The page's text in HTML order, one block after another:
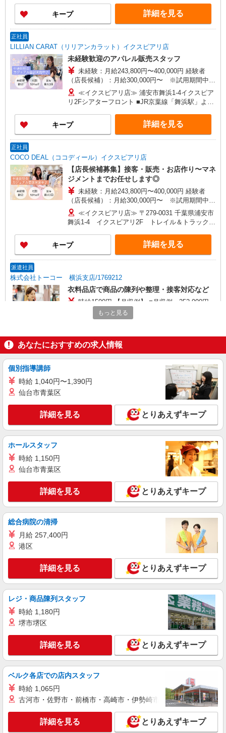
3万円まで交通費支給 ※試用期間（2〜3ヶ月）も
同条件 【手当】固定残業手当／資格手当／店舗職
制手当／住宅手当（実家外かつ賃貸の場合のみ別
当の種類はエリアにより異なります。詳細は面接
時にお尋ねください。
キープ 詳細を見る
正社員
LILLIAN CARAT（リリアンカラット）イクスピアリ店
未経験歓迎のアパレル販売スタッフ
未経験：月給243,800円〜400,000円 経験者
（店長候補）：月給300,000円〜 ※試用期間中は
270,000円〜 ★固定残業手当：30,800円（月給に
含む） ※経験・能力考慮 ※固定残業時間は1ヶ月
あたり20時間、超過時は追加で残業手当支給 ※月
3万円まで交通費支給 ※試用期間（2〜3ヶ月）も
同条件 【手当】固定残業手当／資格手当／店舗職
制手当／住宅手当（実家外かつ賃貸の場合のみ別
当の種類はエリアにより異なります。詳細は面接
時にお尋ねください。
≪イクスピアリ店≫ 浦安市舞浜1-4イクスピア
リ2Fシアターフロント ■JR京葉線「舞浜駅」より
キープ 詳細を見る
正社員
COCO DEAL（ココディール）イクスピアリ店
【店長候補募集】接客・販売・お店作り〜マネ
ジメントまでお任せします◎
未経験：月給243,800円〜400,000円 経験者
（店長候補）：月給300,000円〜 ※試用期間中は
270,000円〜 ★固定残業手当：30,800円（月給に
含む） ※経験・能力考慮 ※固定残業時間は1ヶ月
あたり20時間、超過時は追加で残業手当支給 ※月
3万円まで交通費支給 ※試用期間（2〜3ヶ月）も
同条件 【手当】固定残業手当／資格手当／店舗職
制手当／住宅手当（実家外かつ賃貸の場合のみ別
当の種類はエリアにより異なります。詳細は面接
時にお尋ねください。
≪イクスピアリ店≫ 〒279-0031 千葉県浦安市
舞浜1-4 イクスピアリ2F トレイル＆トラックA-
キープ 詳細を見る
派遣社員
株式会社トーコー 横浜支店/1769212
衣料品店で商品の陳列や整理・接客対応など
時給1500円 【月収例】 ■月収例 252,000円
（内訳）1500円×8h×21日
キープ
アルバイト
Three Four Time（スリーフォータイム） アトレ新浦安店
時給1300円以上 ※試用期間3カ月有（同条件）
★映画、カフェ、旅行など、 特別価格で利用で
千葉県浦安市入船1-1-1 アトレ新浦安 2F
キープ 詳細を見る
正社員
Three Four Time（スリーフォータイム） アトレ新浦安店
雑貨担当の販売スタッフ
月給224000円以上 ※残業代は別途支給 ※経験
能力考慮いたします。 ※試用期間最大6ケ月
千葉県浦安市入船1-1-1 アトレ新浦安 2F
詳細を見る
Three Four Time（スリーフォータイム） アトレ新浦安店
雑貨担当の販売スタッフ
月給224000円以上 ※6カ月試用期間有（同条
千葉県浦安市入船1-1-1 アトレ新浦安 2F
キープ 詳細を見る
もっと見る
あなたにおすすめの求人情報
個別指導講師
時給 1,040円〜1,390円
仙台市青葉区
詳細を見る とりあえずキープ
ホールスタッフ
時給 1,150円
仙台市青葉区
詳細を見る とりあえずキープ
総合病院の清掃
月給 257,400円
港区
詳細を見る とりあえずキープ
レジ・商品陳列スタッフ
時給 1,180円
堺市堺区
詳細を見る とりあえずキープ
ベルク各店での店内スタッフ
時給 1,065円
古河市・佐野市・前橋市・高崎市・伊勢崎市・太田市・館林市
詳細を見る とりあえずキープ